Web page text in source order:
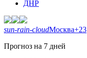
ДНР
sun-rain-cloudМосква+23
Прогноз на 7 дней